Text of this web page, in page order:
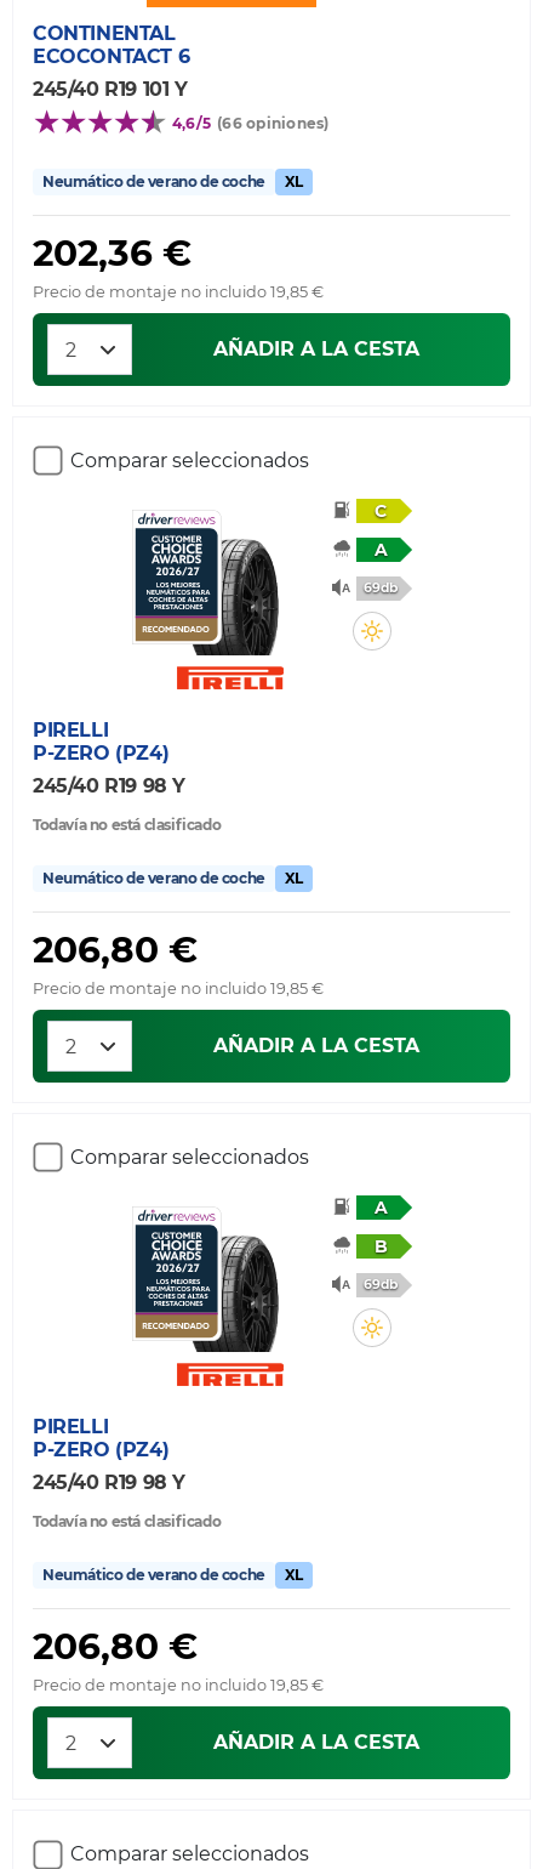
CONTINENTAL
ECOCONTACT 6
245/40 R19 101 Y
4,6/5 (66 opiniones)
Neumático de verano de coche XL
202,36 €
Precio de montaje no incluido 19,85 €
AÑADIR A LA CESTA
Comparar seleccionados
C
A
69db
PIRELLI
P-ZERO (PZ4)
245/40 R19 98 Y
Todavía no está clasificado
Neumático de verano de coche XL
206,80 €
Precio de montaje no incluido 19,85 €
AÑADIR A LA CESTA
Comparar seleccionados
A
B
69db
PIRELLI
P-ZERO (PZ4)
245/40 R19 98 Y
Todavía no está clasificado
Neumático de verano de coche XL
206,80 €
Precio de montaje no incluido 19,85 €
AÑADIR A LA CESTA
Comparar seleccionados